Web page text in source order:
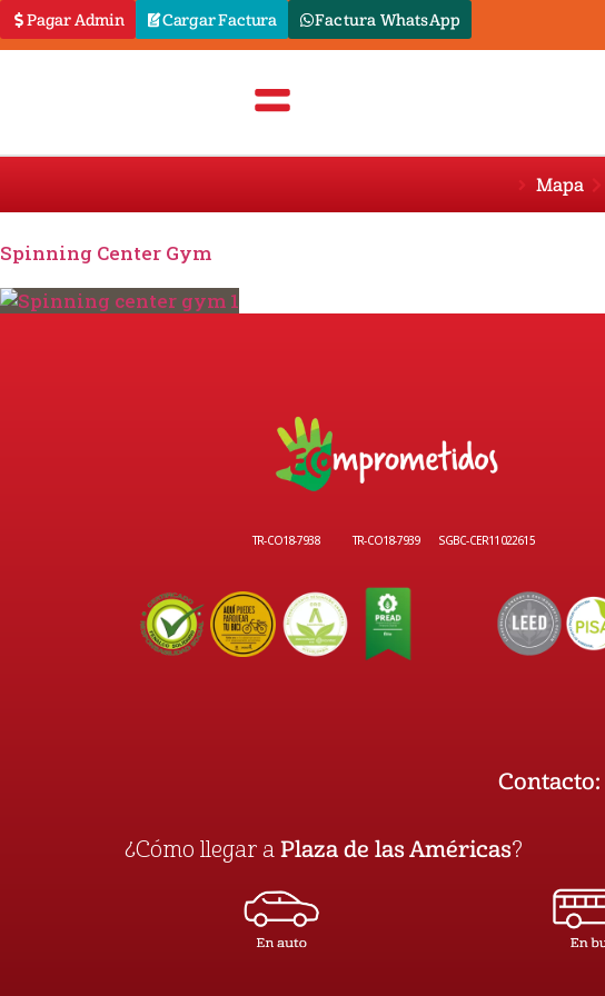
Pagar Admin Cargar Factura Factura WhatsApp
Mapa
Spinning Center Gym
TR-CO18-7938 TR-CO18-7939 SGBC-CER11022615
Contacto:
¿Cómo llegar a Plaza de las Américas?